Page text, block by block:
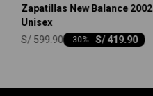
Zapatillas New Balance 2002
Unisex
S/ 419.90
-30
S/599.90